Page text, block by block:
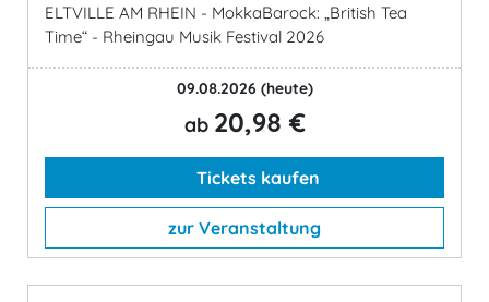
ELTVILLE AM RHEIN - MokkaBarock: „British Tea
Time“ - Rheingau Musik Festival 2026
09.08.2026 (heute)
ab 20,98 €
Tickets kaufen
zur Veranstaltung